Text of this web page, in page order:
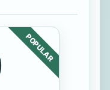
POPULAR